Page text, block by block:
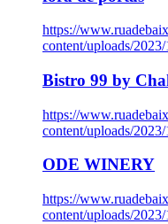
https://
content/uploads/
Bistro 99 by
https://
content/uploads/
ODE WINERY
https://
content/uploads/